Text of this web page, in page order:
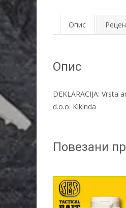
Опис
Опис
DEKLARACIJA:
d.o.o. Kikinda
Повезани